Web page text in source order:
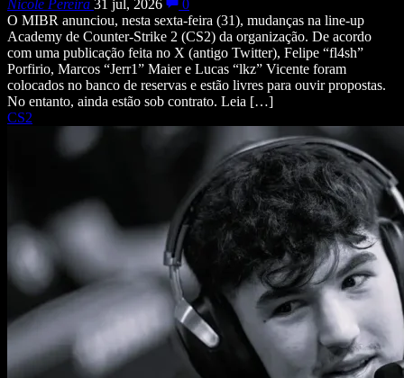
Nicole Pereira 31 jul, 2026
0
O MIBR anunciou, nesta sexta-feira (31), mudanças na line-up
Academy de Counter-Strike 2 (CS2) da organização. De acordo
com uma publicação feita no X (antigo Twitter), Felipe “fl4sh”
Porfirio, Marcos “Jerr1” Maier e Lucas “lkz” Vicente foram
colocados no banco de reservas e estão livres para ouvir propostas.
No entanto, ainda estão sob contrato. Leia […]
CS2